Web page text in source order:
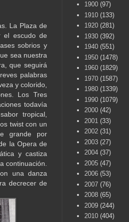
La Plaza de
el escudo de
sobrios y
sea nuestra
que seguirá
palabras
y colorido,
Los Tres
todavía
tropical,
twist con un
grande por
la Opera de
y castiza
continuación.
una danza
decrecer de
1900 (97)
1910 (133)
1920 (281)
1930 (392)
1940 (551)
1950 (1478)
1960 (1829)
1970 (1587)
1980 (1339)
1990 (1079)
2000 (42)
2001 (33)
2002 (31)
2003 (27)
2004 (37)
2005 (47)
2006 (53)
2007 (76)
2008 (65)
2009 (244)
2010 (404)